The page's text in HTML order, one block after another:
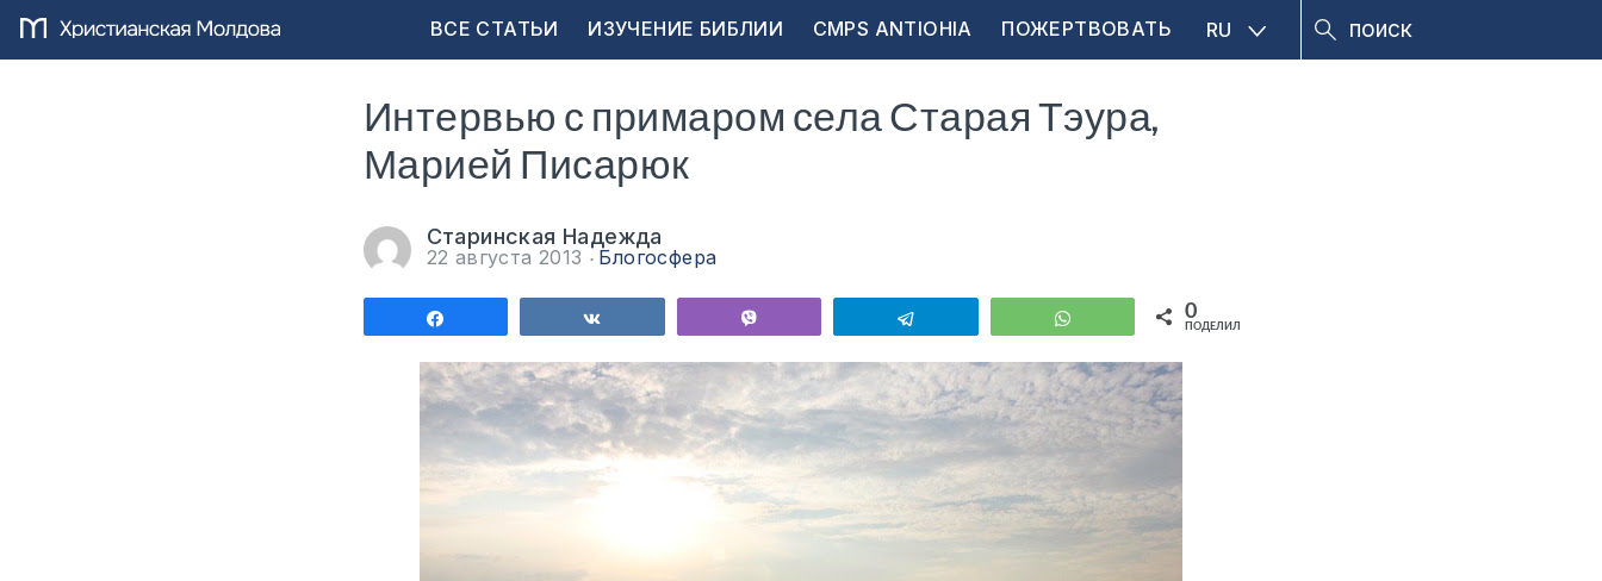
ВСЕ СТАТЬИ ИЗУЧЕНИЕ БИБЛИИ CMPS ANTIOHIA ПОЖЕРТВОВАТЬ RU
Интервью с примаром села Старая Тэура,
Марией Писарюк
Старинская Надежда
22 августа 2013 Блогосфера
WhatsApp 0
ПОДЕЛИЛИСЬ